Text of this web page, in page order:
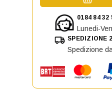
0184 84 32
Lunedi-
SPEDIZIONE
Spedizione